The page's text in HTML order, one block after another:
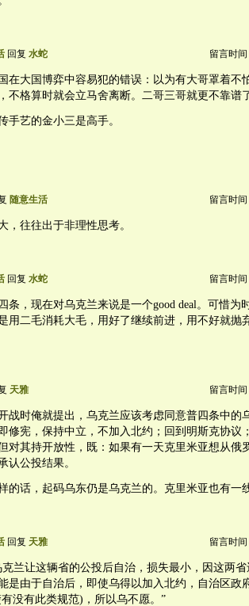
回复 水蛇 留言时间
在大国博弈中容易犯的错误：以为有大哥罩着不
不格算时就会立马舍离断。二哥三哥就更不靠谱
手艺的金小三是高手。
随意生活 留言时间
，往往出于非理性思考。
回复 水蛇 留言时间
条，现在对乌克兰来说是一个good deal。可惜为
用二毛消耗大毛，用好了继续前进，用不好就抛
天雅 留言时间
战时俺就提出，乌克兰应该考虑同意普四条中的
修宪，保持中立，不加入北约；回到明斯克协议
对其持开放性，既：如果有一天克里米亚想从俄
认公投结果。
的话，起码乌东仍是乌克兰的。克里米亚也有一
回复 天雅 留言时间
克兰让这辆省的公投后自治，损失最小，因这两
是由于自治后，即使乌得以加入北约，自治区政
没有此类规范)，所以乌不愿。”